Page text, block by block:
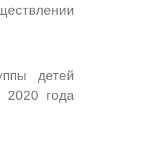
детей
2020 года